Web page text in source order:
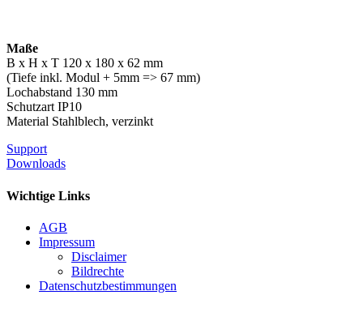
Maße
B x H x T 120 x 180 x 62 mm
(Tiefe inkl. Modul + 5mm => 67 mm)
Lochabstand 130 mm
Schutzart IP10
Material Stahlblech, verzinkt
Support
Downloads
Wichtige Links
AGB
Impressum
Disclaimer
Bildrechte
Datenschutzbestimmungen